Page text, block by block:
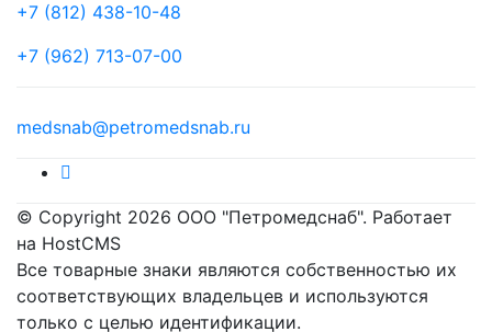
+7 (812) 438-10-48
+7 (962) 713-07-00
medsnab@petromedsnab.ru
© Copyright 2026 ООО "Петромедснаб". Работает
на HostCMS
Все товарные знаки являются собственностью их
соответствующих владельцев и используются
только с целью идентификации.